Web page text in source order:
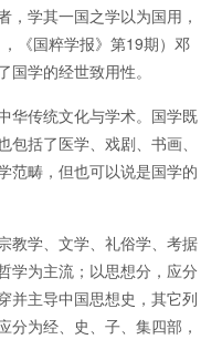
，学其一国之学以为国用，
《国粹学报》第19期）邓
学的经世致用性。
华传统文化与学术。国学既
括了医学、戏剧、书画、
范畴，但也可以说是国学的
教学、文学、礼俗学、考据
学为主流；以思想分，应分
并主导中国思想史，其它列
分为经、史、子、集四部，